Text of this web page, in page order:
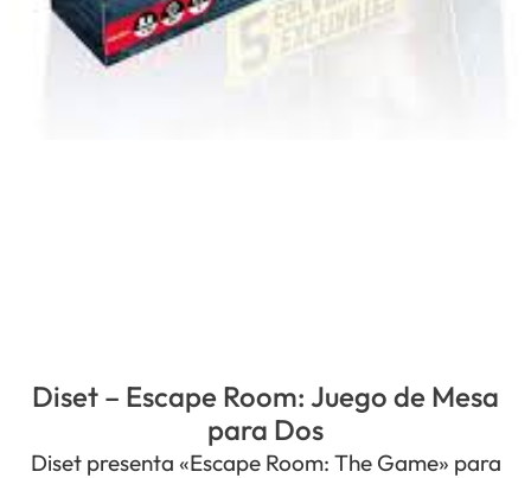
Diset – Escape Room: Juego de Mesa
para Dos
Diset presenta «Escape Room: The Game» para